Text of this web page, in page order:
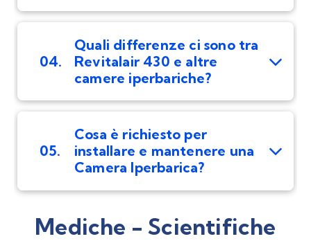
04.
Quali differenze ci sono tra
Revitalair 430 e altre
camere iperbariche?
05.
Cosa è richiesto per
installare e mantenere una
Camera Iperbarica?
Mediche - Scientifiche